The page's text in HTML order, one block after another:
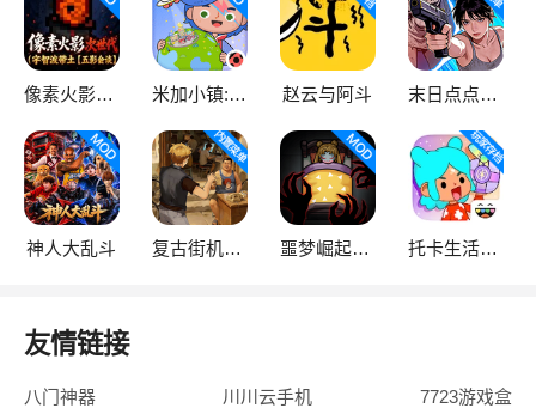
像素火影次世代 米加小镇:世界 赵云与阿斗 末日点点（辅助菜单）
神人大乱斗 复古街机大亨 噩梦崛起：生存 托卡生活：世界
友情链接
八门神器 川川云手机 7723游戏盒